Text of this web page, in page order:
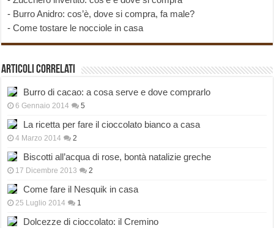
- Burro Anidro: cos’è, dove si compra, fa male?
-Come tostare le nocciole in casa
Articoli correlati
Burro di cacao: a cosa serve e dove comprarlo
6 Gennaio 2014 5
La ricetta per fare il cioccolato bianco a casa
4 Marzo 2014 2
Biscotti all’acqua di rose, bontà natalizie greche
17 Dicembre 2013 2
Come fare il Nesquik in casa
25 Luglio 2014 1
Dolcezze di cioccolato: il Cremino